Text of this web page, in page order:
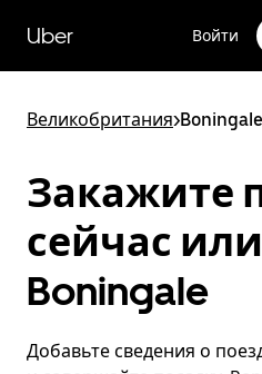
перейти
к
содержимому
Uber Войти
Великобритания>Boningale
Закажите
сейчас
Boningale
Добавьте сведения о